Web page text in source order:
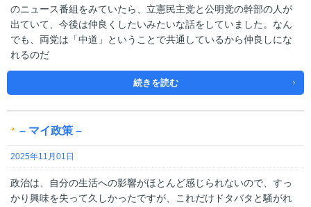
のニュース番組をみていたら、立憲民主党と公明党の幹部の人が
出ていて、今後は仲良くしたいみたいな話をしていました。なん
でも、両党は「中道」ということで共通しているから仲良しにな
れるのだ
続きを読む
– マイ政策 –
2025年11月01日
政治は、自分の生活への影響がほとんど感じられないので、すっ
かり興味を失って久しかったですが、これだけドタバタと騒がれ